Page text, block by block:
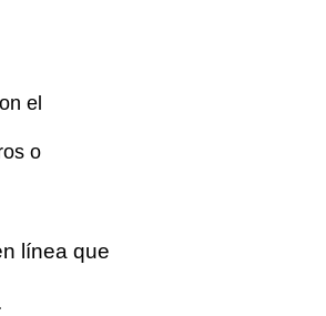
el
o
línea que